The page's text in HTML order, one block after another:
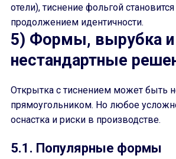
отели), тиснение фольгой
продолжением идентичности.
5) Формы, вырубка и
нестандартные
Открытка с тиснением может быть
прямоугольником. Но любое
оснастка и риски в производстве.
5.1. Популярные формы